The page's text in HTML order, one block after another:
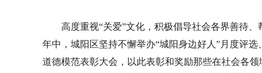
高度重视“关爱”文化，积极倡导社会各界善待
年中，城阳区坚持不懈举办“城阳身边好人”月度评
道德模范表彰大会，以此表彰和奖励那些在社会各